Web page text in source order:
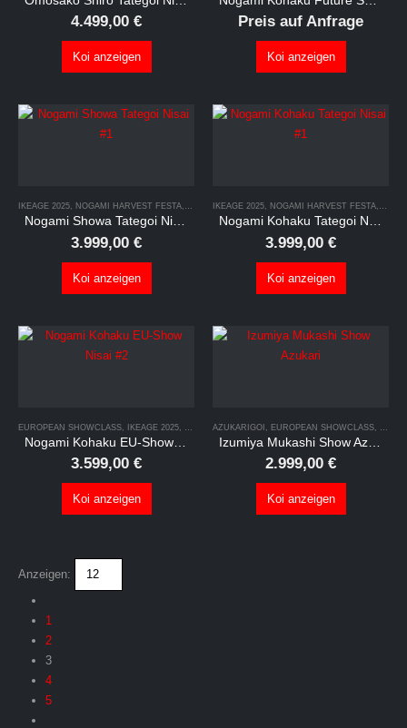
4.499,00 €
Koi anzeigen
Preis auf Anfrage
Koi anzeigen
IKEAGE 2025, NOGAMI HARVEST FESTA, PREMIUM SELECTION,TATEGOI
Nogami Showa Tategoi Nisai #1
3.999,00 €
Koi anzeigen
IKEAGE 2025, NOGAMI HARVEST FESTA,
Nogami Kohaku Tategoi Nisai #1
3.999,00 €
Koi anzeigen
EUROPEAN SHOWCLASS IKEAGE 2025 NOGAMI HARVEST FESTA,TATEGOI
3.599,00 €
Koi anzeigen
AZUKARIGOI EUROPEAN SHOWCLASS
2.999,00 €
Koi anzeigen
Anzeigen:
1
2
3
4
5